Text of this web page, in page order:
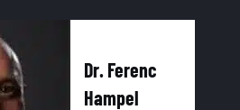
Frage und Antwort
Kontakt
Dr. Ferenc
Hampel